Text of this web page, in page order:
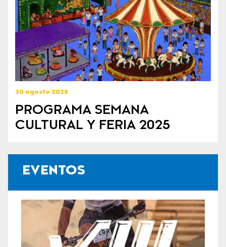
20 agosto 2025
PROGRAMA SEMANA
CULTURAL Y FERIA 2025
EVENTOS